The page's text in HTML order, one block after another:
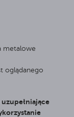
metalowe
oglądanego